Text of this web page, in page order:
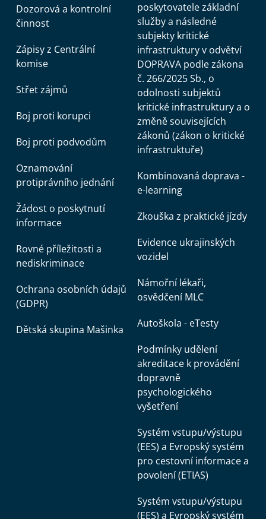
Dozorová a kontrolní
činnost
Zápisy z Centrální
komise
Střet zájmů
Boj proti korupci
Boj proti podvodům
Oznamování
protiprávního jednání
Žádost o poskytnutí
informace
Rovné příležitosti a
nediskriminace
Ochrana osobních údajů
(GDPR)
Dětská skupina Mašinka
poskytovatele základní
služby a následné
subjekty kritické
infrastruktury v odvětví
DOPRAVA podle zákona
č. 266/2025 Sb., o
odolnosti subjektů
kritické infrastruktury a o
změně souvisejících
zákonů (zákon o kritické
infrastruktuře)
Kombinovaná doprava -
e-learning
Zkouška z praktické jízdy
Evidence ukrajinských
vozidel
Námořní lékaři,
osvědčení MLC
Autoškola - eTesty
Podmínky udělení
akreditace k provádění
dopravně
psychologického
vyšetření
Systém vstupu/výstupu
(EES) a Evropský systém
pro cestovní informace a
povolení (ETIAS)
Systém vstupu/výstupu
(EES) a Evropský systém